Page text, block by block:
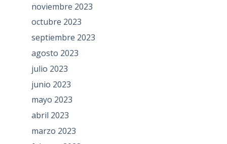
noviembre 2023
octubre 2023
septiembre 2023
agosto 2023
julio 2023
junio 2023
mayo 2023
abril 2023
marzo 2023